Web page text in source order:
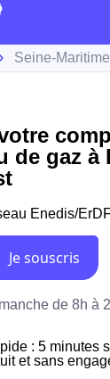
Seine-Maritime